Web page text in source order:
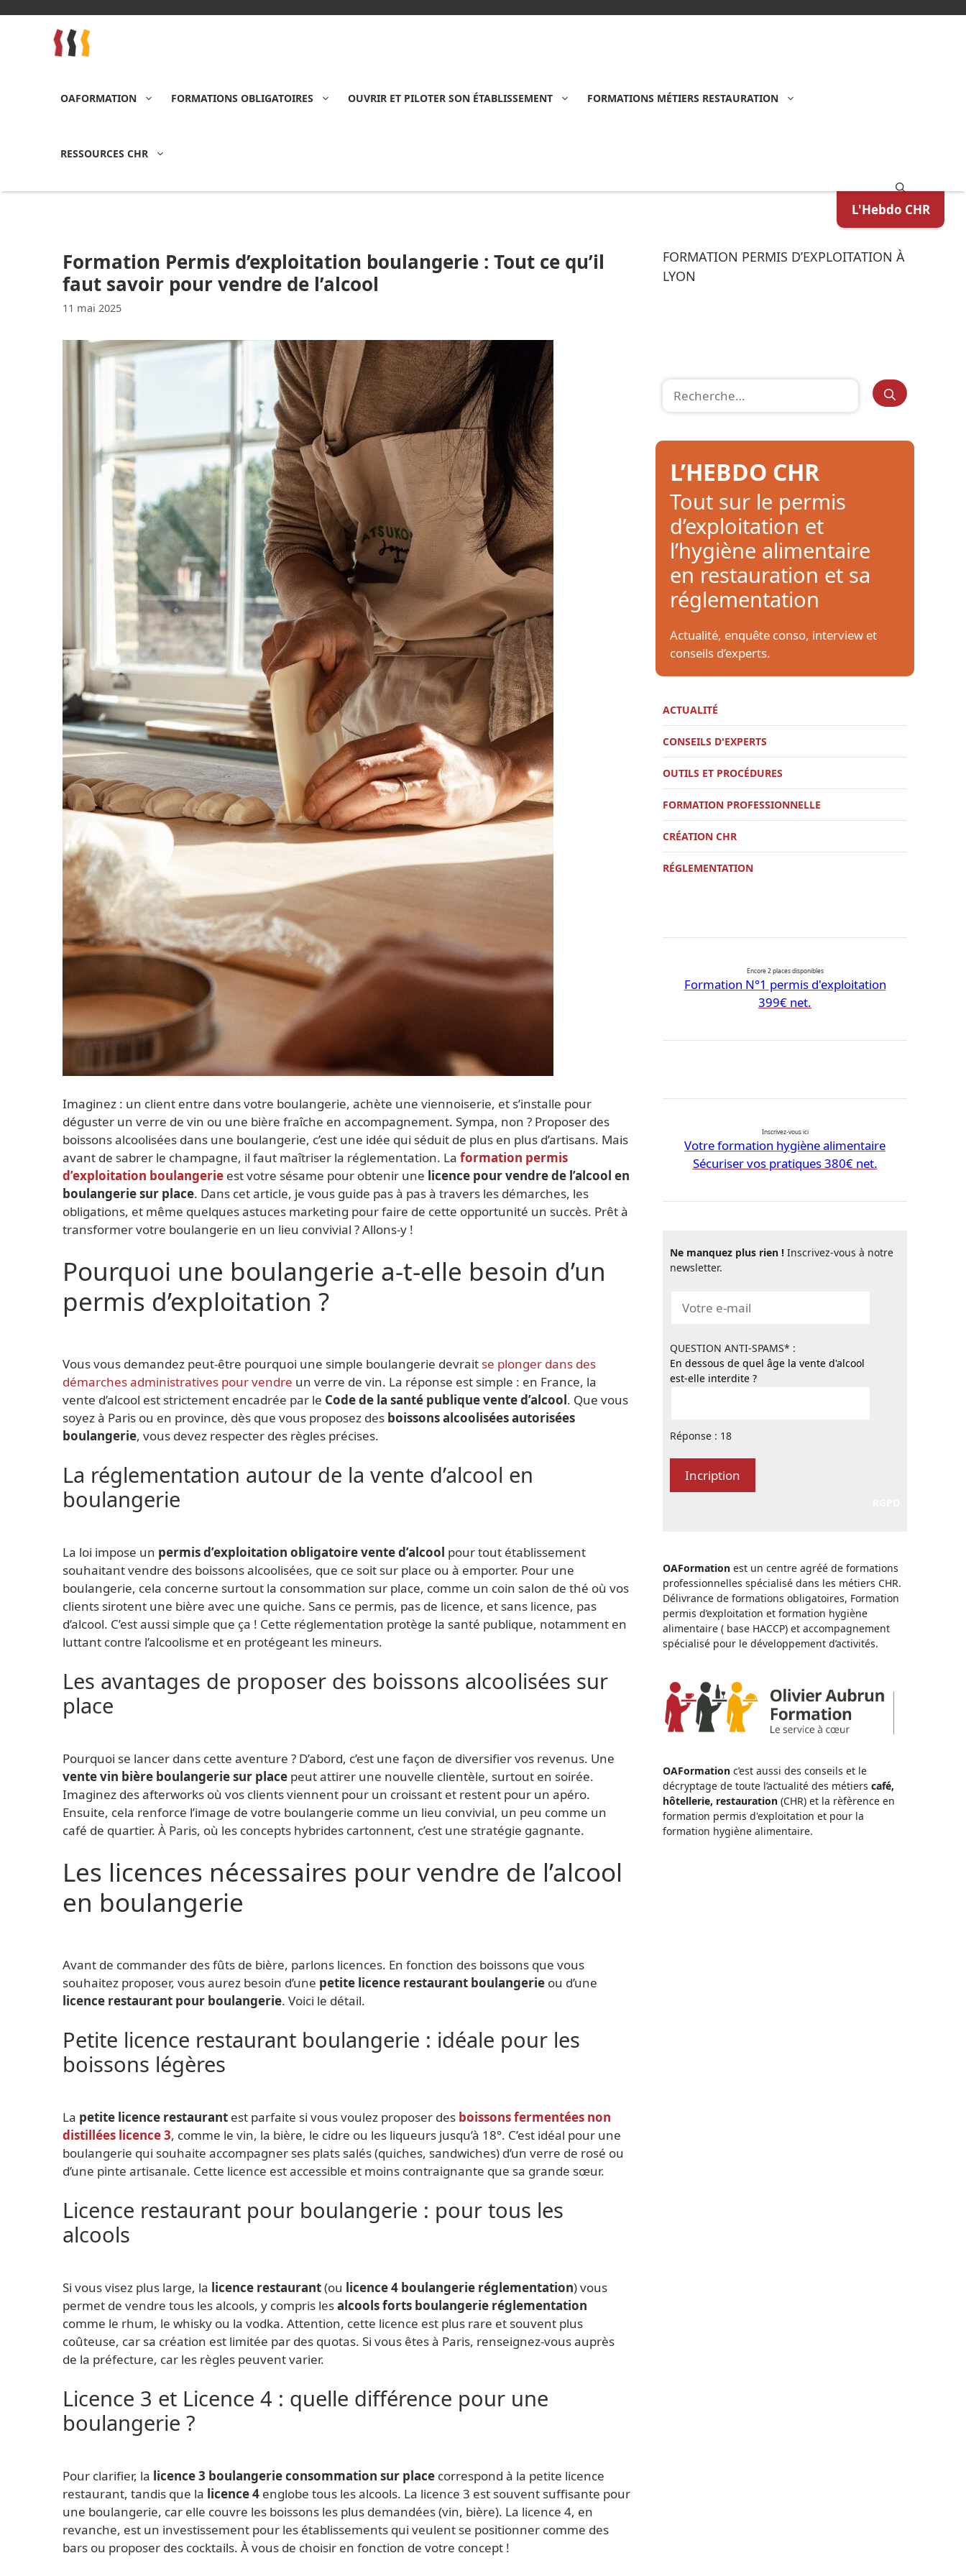
OAFORMATION FORMATIONS OBLIGATOIRES OUVRIR ET PILOTER SON ÉTABLISSEMENT FORMATIONS MÉTIERS RESTAURATION
RESSOURCES CHR
L'Hebdo CHR
Formation Permis d’exploitation boulangerie : Tout ce qu’il
faut savoir pour vendre de l’alcool
11 mai 2025
Imaginez : un client entre dans votre boulangerie, achète une viennoiserie, et s’installe pour
déguster un verre de vin ou une bière fraîche en accompagnement. Sympa, non ? Proposer des
boissons alcoolisées dans une boulangerie, c’est une idée qui séduit de plus en plus d’artisans. Mais
avant de sabrer le champagne, il faut maîtriser la réglementation. La formation permis
d’exploitation boulangerie est votre sésame pour obtenir une licence pour vendre de l’alcool en
boulangerie sur place. Dans cet article, je vous guide pas à pas à travers les démarches, les
obligations, et même quelques astuces marketing pour faire de cette opportunité un succès. Prêt à
transformer votre boulangerie en un lieu convivial ? Allons-y !
Pourquoi une boulangerie a-t-elle besoin d’un
permis d’exploitation ?
Vous vous demandez peut-être pourquoi une simple boulangerie devrait se plonger dans des
démarches administratives pour vendre un verre de vin. La réponse est simple : en France, la
vente d’alcool est strictement encadrée par le Code de la santé publique vente d’alcool. Que vous
soyez à Paris ou en province, dès que vous proposez des boissons alcoolisées autorisées
boulangerie, vous devez respecter des règles précises.
La réglementation autour de la vente d’alcool en
boulangerie
La loi impose un permis d’exploitation obligatoire vente d’alcool pour tout établissement
souhaitant vendre des boissons alcoolisées, que ce soit sur place ou à emporter. Pour une
boulangerie, cela concerne surtout la consommation sur place, comme un coin salon de thé où vos
clients sirotent une bière avec une quiche. Sans ce permis, pas de licence, et sans licence, pas
d’alcool. C’est aussi simple que ça ! Cette réglementation protège la santé publique, notamment en
luttant contre l’alcoolisme et en protégeant les mineurs.
Les avantages de proposer des boissons alcoolisées sur
place
Pourquoi se lancer dans cette aventure ? D’abord, c’est une façon de diversifier vos revenus. Une
vente vin bière boulangerie sur place peut attirer une nouvelle clientèle, surtout en soirée.
Imaginez des afterworks où vos clients viennent pour un croissant et restent pour un apéro.
Ensuite, cela renforce l’image de votre boulangerie comme un lieu convivial, un peu comme un
café de quartier. À Paris, où les concepts hybrides cartonnent, c’est une stratégie gagnante.
Les licences nécessaires pour vendre de l’alcool
en boulangerie
Avant de commander des fûts de bière, parlons licences. En fonction des boissons que vous
souhaitez proposer, vous aurez besoin d’une petite licence restaurant boulangerie ou d’une
licence restaurant pour boulangerie. Voici le détail.
Petite licence restaurant boulangerie : idéale pour les
boissons légères
La petite licence restaurant est parfaite si vous voulez proposer des boissons fermentées non
distillées licence 3, comme le vin, la bière, le cidre ou les liqueurs jusqu’à 18°. C’est idéal pour une
boulangerie qui souhaite accompagner ses plats salés (quiches, sandwiches) d’un verre de rosé ou
d’une pinte artisanale. Cette licence est accessible et moins contraignante que sa grande sœur.
Licence restaurant pour boulangerie : pour tous les
alcools
Si vous visez plus large, la licence restaurant(ou licence 4 boulangerie réglementation) vous
permet de vendre tous les alcools, y compris lesalcools forts boulangerie réglementation
comme le rhum, le whisky ou la vodka. Attention, cette licence est plus rare et souvent plus
coûteuse, car sa création est limitée par des quotas. Si vous êtes à Paris, renseignez-vous auprès
de la préfecture, car les règles peuvent varier.
Licence 3 et Licence 4 : quelle différence pour une
boulangerie ?
Pour clarifier, la licence 3 boulangerie consommation sur place correspond à la petite licence
restaurant, tandis que la licence 4 englobe tous les alcools. La licence 3 est souvent suffisante pour
une boulangerie, car elle couvre les boissons les plus demandées (vin, bière). La licence 4, en
revanche, est un investissement pour les établissements qui veulent se positionner comme des
bars ou proposer des cocktails. À vous de choisir en fonction de votre concept !
FORMATION PERMIS D’EXPLOITATION À
LYON
L’HEBDO CHR
Tout sur le permis
d’exploitation et
l’hygiène alimentaire
en restauration et sa
réglementation
Actualité, enquête conso, interview et
conseils d’experts.
ACTUALITÉ
CONSEILS D'EXPERTS
OUTILS ET PROCÉDURES
FORMATION PROFESSIONNELLE
CRÉATION CHR
RÉGLEMENTATION
Encore 2 places disponibles
Formation N°1 permis d'exploitation
399€ net.
Inscrivez-vous ici
Votre formation hygiène alimentaire
Sécuriser vos pratiques 380€ net.
Ne manquez plus rien ! Inscrivez-vous à notre
newsletter.
QUESTION ANTI-SPAMS* :
En dessous de quel âge la vente d'alcool
est-elle interdite ?
Réponse : 18
OAFormation est un centre agréé de formations
professionnelles spécialisé dans les métiers CHR.
Délivrance de formations obligatoires, Formation
permis d’exploitation et formation hygiène
alimentaire ( base HACCP) et accompagnement
spécialisé pour le développement d’activités.
OAFormation c’est aussi des conseils et le
décryptage de toute l’actualité des métiers café,
hôtellerie, restauration (CHR) et la rèfèrence en
formation permis d'exploitation et pour la
formation hygiène alimentaire.